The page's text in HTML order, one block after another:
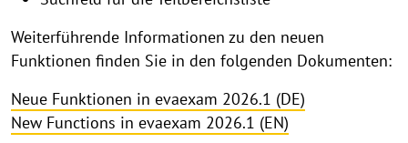
Weiterführende Informationen zu den neuen
Funktionen finden Sie in den folgenden Dokumenten:
Neue Funktionen in evaexam 2026.1 (DE)
New Functions in evaexam 2026.1 (EN)